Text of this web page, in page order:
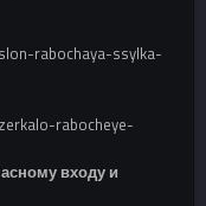
rabochaya-ssylka-
rabocheye-
входу и